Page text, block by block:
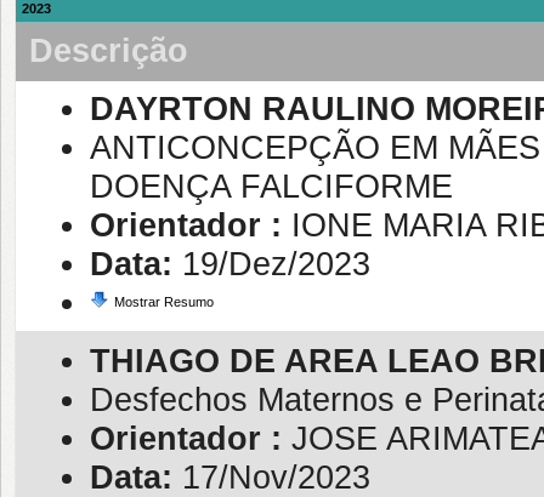
2023
Descrição
DAYRTON RAULINO
ANTICONCEPÇÃO EM
DOENÇA FALCIFORME
Orientador : IONE MARIA
Data: 19/Dez/2023
Mostrar Resumo
THIAGO DE AREA LEAO
Desfechos Maternos e
Orientador : JOSE
Data: 17/Nov/2023